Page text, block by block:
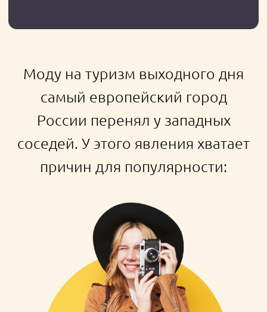
О последнем мы упомянули неспроста.
Кофейная культура присуща
Петербургу практически с основания
города: она ведет начало от Петра I.
Можно не брать отпуск, сменив
обстановку на субботу и воскресенье.
Выходные в отеле дарят особое
ощущение беззаботности.
Ново все: вид за окном, интерьер и
постельное белье.
Шведский стол помогает получить